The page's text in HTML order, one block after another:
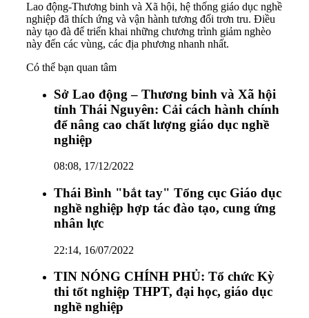
Lao động-Thương binh và Xã hội, hệ thống giáo dục nghề
nghiệp đã thích ứng và vận hành tương đối trơn tru. Điều
này tạo đà để triển khai những chương trình giảm nghèo
này đến các vùng, các địa phương nhanh nhất.
Có thể bạn quan tâm
Sở Lao động – Thương binh và Xã hội
tỉnh Thái Nguyên: Cải cách hành chính
để nâng cao chất lượng giáo dục nghề
nghiệp
08:08, 17/12/2022
Thái Bình "bắt tay" Tổng cục Giáo dục
nghề nghiệp hợp tác đào tạo, cung ứng
nhân lực
22:14, 16/07/2022
TIN NÓNG CHÍNH PHỦ: Tổ chức Kỳ
thi tốt nghiệp THPT, đại học, giáo dục
nghề nghiệp